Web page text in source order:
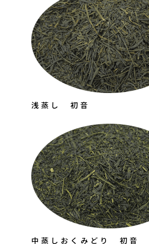
浅蒸し 初音
中蒸しおくみどり 初音